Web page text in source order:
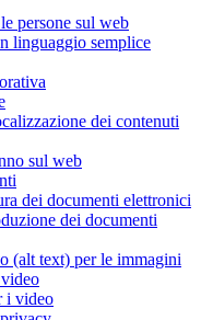
persone sul web
linguaggio semplice
dei contenuti
sul web
dei documenti elettronici
dei documenti
(alt text) per le immagini
i video